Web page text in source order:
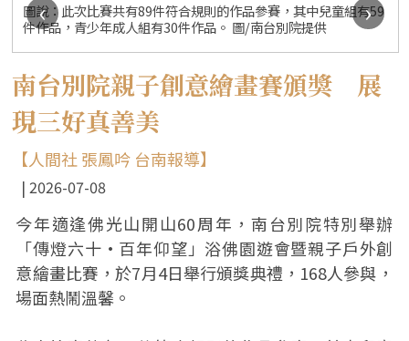
圖說：此次比賽共有89件符合規則的作品參賽，其中兒童組有59
件作品，青少年成人組有30件作品。 圖/南台別院提供
‹ ›
南台別院親子創意繪畫賽頒獎 展
現三好真善美
【人間社 張鳳吟 台南報導】
2026-07-08
今年適逢佛光山開山60周年，南台別院特別舉辦
「傳燈六十•百年仰望」浴佛園遊會暨親子戶外創
意繪畫比賽，於7月4日舉行頒獎典禮，168人參與，
場面熱鬧溫馨。